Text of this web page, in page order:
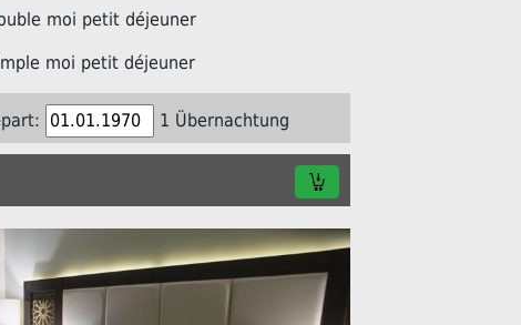
moi petit déjeuner
moi petit déjeuner
1 Übernachtung